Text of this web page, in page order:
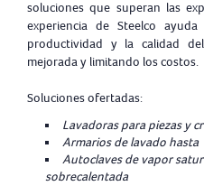
soluciones que superan las
experiencia de Steelco
productividad y la calidad
mejorada y limitando los costos.
Soluciones ofertadas:
Lavadoras para piezas y
Armarios de lavado hasta
Autoclaves de vapor
sobrecalentada